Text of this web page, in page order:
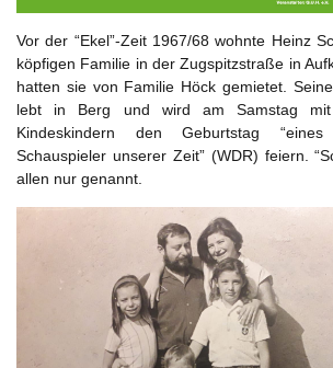
Vor der “Ekel”-Zeit 1967/68 wohnte Heinz
köpfigen Familie in der Zugspitzstraße in
hatten sie von Familie Höck gemietet.
lebt in Berg und wird am Samstag
Kindeskindern den Geburtstag
Schauspieler unserer Zeit” (WDR) feiern.
allen nur genannt.